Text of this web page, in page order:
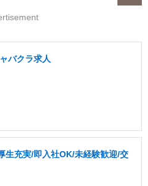
バクラ求人
生充実/即入社OK/未経験歓迎/交